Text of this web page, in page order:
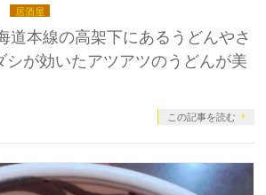
居酒屋
道本線の高架下にあるうどんやさ
シが効いたアツアツのうどんが美
この記事を読む